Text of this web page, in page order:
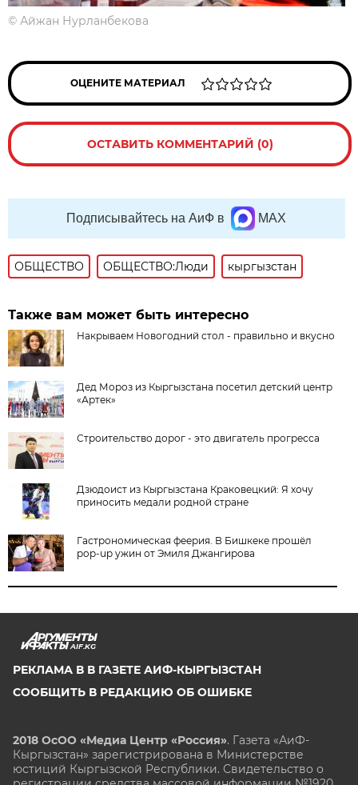
©Айжан Нурланбекова
ОЦЕНИТЕ МАТЕРИАЛ
ОСТАВИТЬ КОММЕНТАРИЙ (0)
Подписывайтесь на АиФ в MAX
ОБЩЕСТВО ОБЩЕСТВО:Люди кыргызстан
Также вам может быть интересно
Накрываем Новогодний стол - правильно и вкусно
Дед Мороз из Кыргызстана посетил детский центр
«Артек»
Строительство дорог - это двигатель прогресса
Дзюдоист из Кыргызстана Краковецкий: Я хочу
приносить медали родной стране
Гастрономическая феерия. В Бишкеке прошёл
pop-up ужин от Эмиля Джангирова
AIF.KG
РЕКЛАМА В В ГАЗЕТЕ АИФ-КЫРГЫЗСТАН
СООБЩИТЬ В РЕДАКЦИЮ ОБ ОШИБКЕ
2018 ОсОО «Медиа Центр «Россия». Газета «АиФ-
Кыргызстан» зарегистрирована в Министерстве
юстиций Кыргызской Республики. Свидетельство о